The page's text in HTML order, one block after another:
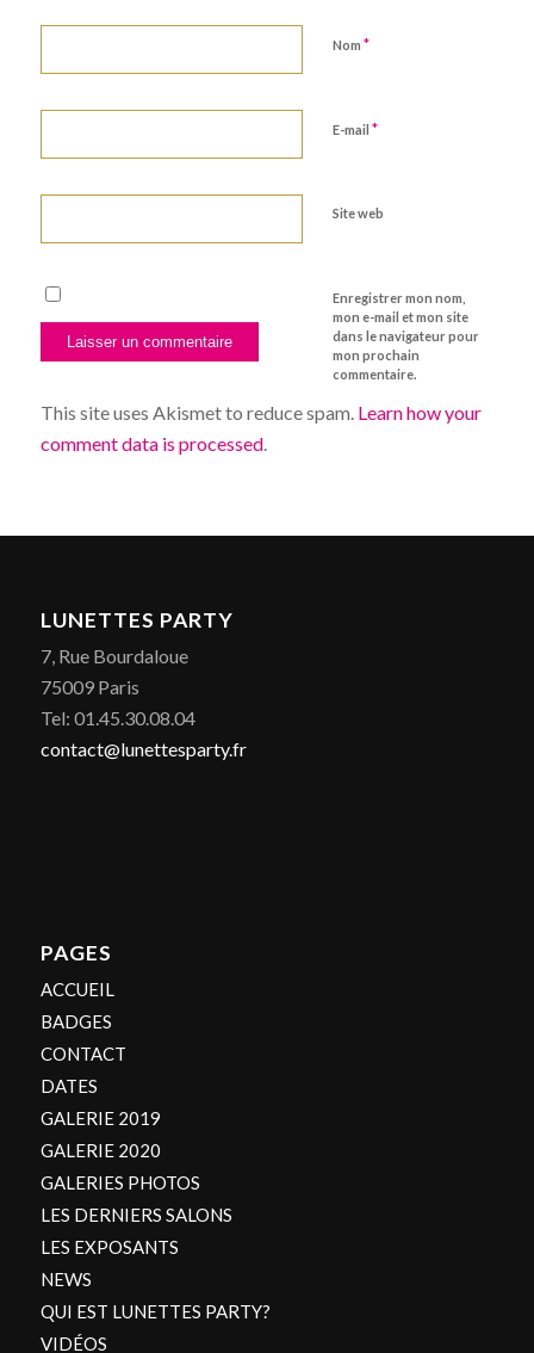
Nom *
E-mail *
Site web
Enregistrer mon nom,
mon e-mail et mon site
dans le navigateur pour
mon prochain
commentaire.
This site uses Akismet to reduce spam. Learn how your
comment data is processed.
LUNETTES PARTY
7, Rue Bourdaloue
75009 Paris
Tel: 01.45.30.08.04
contact@lunettesparty.fr
PAGES
ACCUEIL
BADGES
CONTACT
DATES
GALERIE 2019
GALERIE 2020
GALERIES PHOTOS
LES DERNIERS SALONS
LES EXPOSANTS
NEWS
QUI EST LUNETTES PARTY?
VIDÉOS